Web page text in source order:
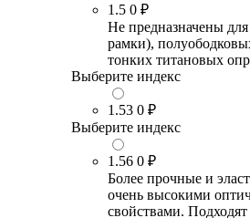
1.5 0 ₽
Не предназначены
рамки),
тонких титановых
Выберите индекс
1.53 0 ₽
Выберите индекс
1.56 0 ₽
Более прочные и
очень высокими
свойствами.